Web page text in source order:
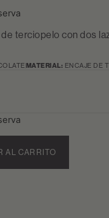
terciopelo con dos
MATERIAL: ENCAJE DE
AL CARRITO